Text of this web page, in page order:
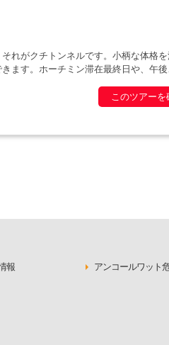
れがクチトンネルです。小柄な体格を
ます。ホーチミン滞在最終日や、午後
このツアーを
報
アンコールワット